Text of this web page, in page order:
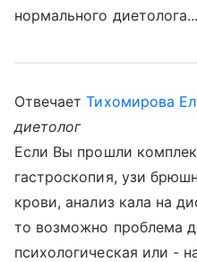
нормального диетолога...
ОтвечаетТихомирова
диетолог
Если Вы прошли
гастроскопия, узи
крови, анализ кала на
то возможно проблема
психологическая или -